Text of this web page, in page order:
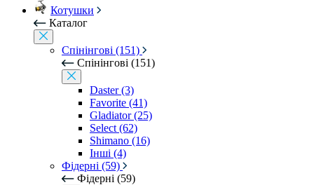
Котушки
Каталог
Спінінгові (151)
Спінінгові (151)
Daster (3)
Favorite (41)
Gladiator (25)
Select (62)
Shimano (16)
Інші (4)
Фідерні (59)
Фідерні (59)